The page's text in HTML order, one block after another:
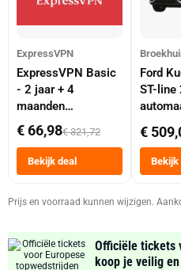
ExpressVPN
ExpressVPN Basic
- 2 jaar + 4
maanden
abonnement
€ 66,98€ 321,72
Bekijk deal
Ford
ST-line
€
Bekijk
Prijs en voorraad kunnen wijzigen.
Officiële tickets
koop je veilig